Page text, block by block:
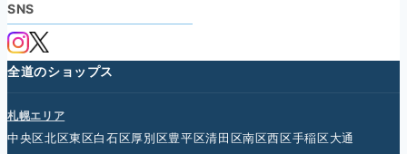
SNS
全道のショップス
札幌エリア
中央区北区東区白石区厚別区豊平区清田区南区西区手稲区大通